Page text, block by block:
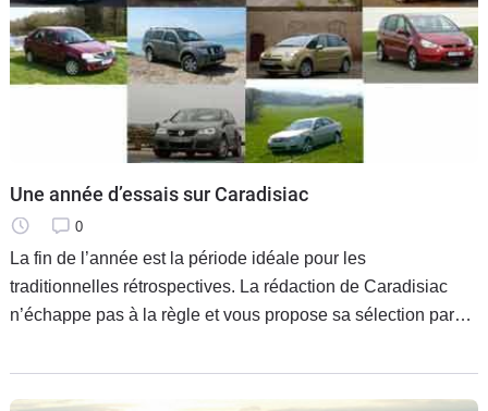
Une année d’essais sur Caradisiac
0
La fin de l’année est la période idéale pour les
traditionnelles rétrospectives. La rédaction de Caradisiac
n’échappe pas à la règle et vous propose sa sélection parmi